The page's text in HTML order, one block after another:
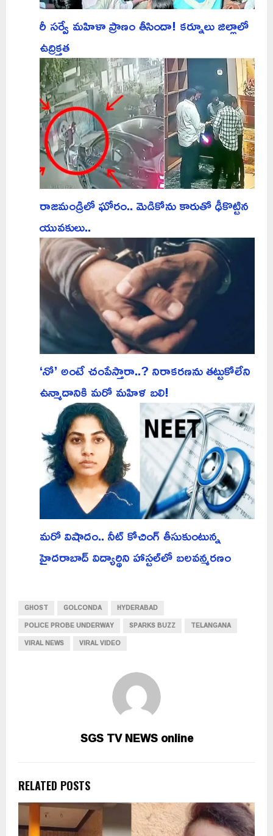
రీ సర్వే మహిళా ప్రాణం తీసిందా! కర్నూలు జిల్లాలో
ఉద్రిక్తత
రాజమండ్రిలో ఘోరం.. మెడికోను కారుతో ఢీకొట్టిన
యువకులు..
‘నో’ అంటే చంపేస్తారా..? నిరాకరణను తట్టుకోలేని
ఉన్మాదానికి మరో మహిళ బలి!
మరో విషాదం.. నీట్ కోచింగ్ తీసుకుంటున్న
హైదరాబాద్ విద్యార్థిని హాస్టల్‌లో బలవన్మరణం
GHOST GOLCONDA
HYDERABAD
POLICE PROBE UNDERWAY
SPARKS BUZZ
TELANGANA
VIRAL NEWS
VIRAL VIDEO
SGS TV NEWS online
RELATED POSTS